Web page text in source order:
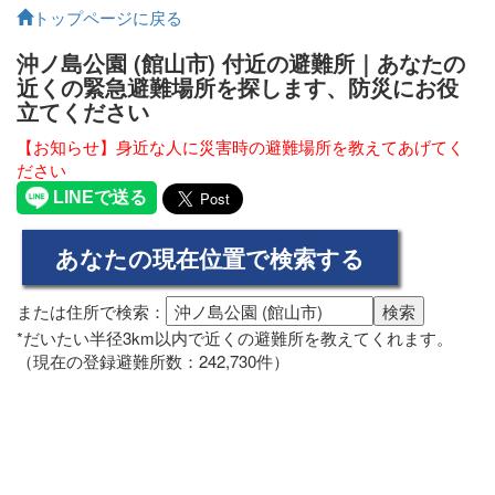
トップページに戻る
沖ノ島公園 (館山市) 付近の避難所｜あなたの
近くの緊急避難場所を探します、防災にお役
立てください
【お知らせ】身近な人に災害時の避難場所を教えてあげてく
ださい
または住所で検索：
*だいたい半径3km以内で近くの避難所を教えてくれます。
（現在の登録避難所数：242,730件）